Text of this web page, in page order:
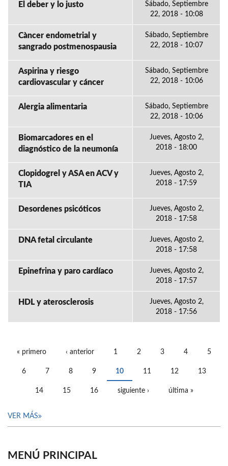
El deber y lo justo
Sábado, Septiembre
22, 2018 - 10:08
Càncer endometrial y
sangrado postmenospausia
Sábado, Septiembre
22, 2018 - 10:07
Aspirina y riesgo
cardiovascular y cáncer
Sábado, Septiembre
22, 2018 - 10:06
Alergia alimentaria
Sábado, Septiembre
22, 2018 - 10:06
Biomarcadores en el
diagnóstico de la neumonía
Jueves, Agosto 2,
2018 - 18:00
Clopidogrel y ASA en ACV y
TIA
Jueves, Agosto 2,
2018 - 17:59
Desordenes psicóticos
Jueves, Agosto 2,
2018 - 17:58
DNA fetal circulante
Jueves, Agosto 2,
2018 - 17:58
Epinefrina y paro cardíaco
Jueves, Agosto 2,
2018 - 17:57
HDL y aterosclerosis
Jueves, Agosto 2,
2018 - 17:56
« primero ‹ anterior 1 2 3 4 5
6 7 8 9 10 11 12 13
14 15 16 siguiente › última »
VER MÁS
MENÚ PRINCIPAL